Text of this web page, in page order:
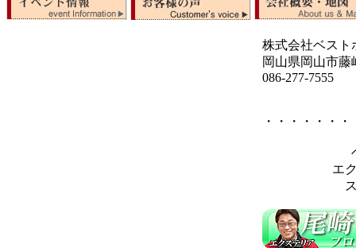
株式会社ベスト
岡山県岡山市藤
086-277-7555
・・・・・・
エ